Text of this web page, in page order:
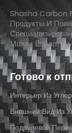
Shasha Carbon
Продукты И
Может
Готово к
Интерьер Из
Внешний Вид Из
Подрулевой